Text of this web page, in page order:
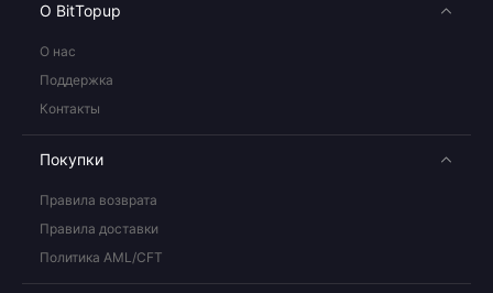
О BitTopup
О нас
Поддержка
Контакты
Покупки
Правила возврата
Правила доставки
Политика AML/CFT